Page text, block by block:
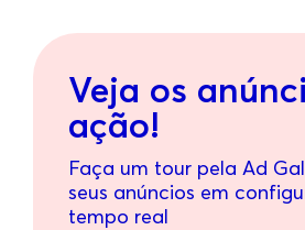
Veja os
ação!
Faça um tour pela Ad
seus anúncios em
tempo real